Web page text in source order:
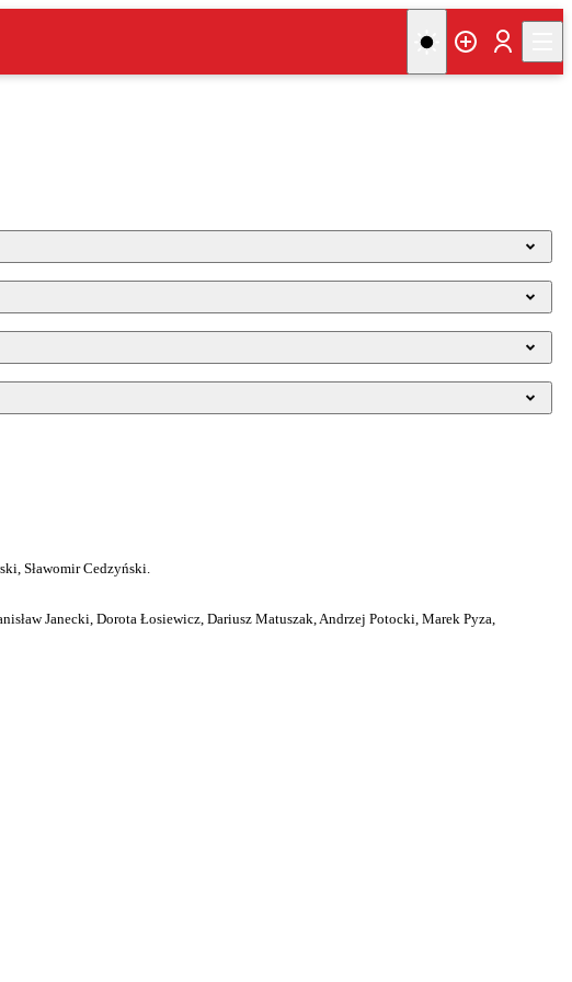
Sławomir Cedzyński.
Janecki, Dorota Łosiewicz, Dariusz Matuszak, Andrzej Potocki, Marek Pyza,